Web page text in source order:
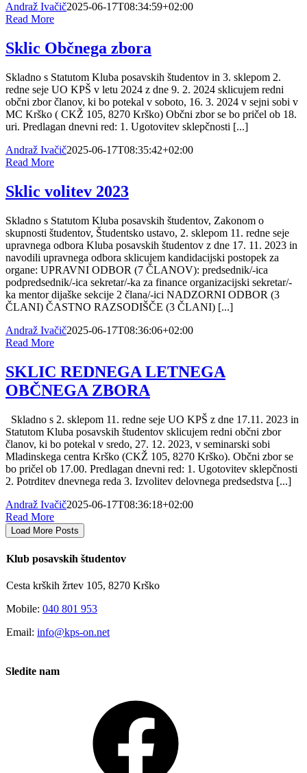
Andraž Ivačič2025-06-17T08:34:59+02:00
Read More
Sklic Občnega zbora
Skladno s Statutom Kluba posavskih študentov in 3. sklepom 2.
redne seje UO KPŠ v letu 2024 z dne 9. 2. 2024 sklicujem redni
občni zbor članov, ki bo potekal v soboto, 16. 3. 2024 v sejni sobi v
MC Krško ( CKŽ 105, 8270 Krško) Občni zbor se bo pričel ob 18.
uri. Predlagan dnevni red: 1. Ugotovitev sklepčnosti [...]
Andraž Ivačič2025-06-17T08:35:42+02:00
Read More
Sklic volitev 2023
Skladno s Statutom Kluba posavskih študentov, Zakonom o
skupnosti študentov, Študentsko ustavo, 2. sklepom 11. redne seje
upravnega odbora Kluba posavskih študentov z dne 17. 11. 2023 in
navodili upravnega odbora sklicujem kandidacijski postopek za
organe: UPRAVNI ODBOR (7 ČLANOV): predsednik/-ica
podpredsednik/-ica sekretar/-ka za finance organizacijski sekretar/-
ka mentor dijaške sekcije 2 člana/-ici NADZORNI ODBOR (3
ČLANI) ČASTNO RAZSODIŠČE (3 ČLANI) [...]
Andraž Ivačič2025-06-17T08:36:06+02:00
Read More
SKLIC REDNEGA LETNEGA
OBČNEGA ZBORA
Skladno s 2. sklepom 11. redne seje UO KPŠ z dne 17.11. 2023 in
Statutom Kluba posavskih študentov sklicujem redni občni zbor
članov, ki bo potekal v sredo, 27. 12. 2023, v seminarski sobi
Mladinskega centra Krško (CKŽ 105, 8270 Krško). Občni zbor se
bo pričel ob 17.00. Predlagan dnevni red: 1. Ugotovitev sklepčnosti
2. Potrditev dnevnega reda 3. Izvolitev delovnega predsedstva [...]
Andraž Ivačič2025-06-17T08:36:18+02:00
Read More
Load More Posts
Klub posavskih študentov
Cesta krških žrtev 105, 8270 Krško
Mobile: 040 801 953
Email: info@kps-on.net
Sledite nam